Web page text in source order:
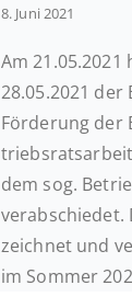
8. Juni 2021
Am
28.05.2021
Förderung der
dem sog.
ver­ab­schie­det.
zeich­net und
im Sommer